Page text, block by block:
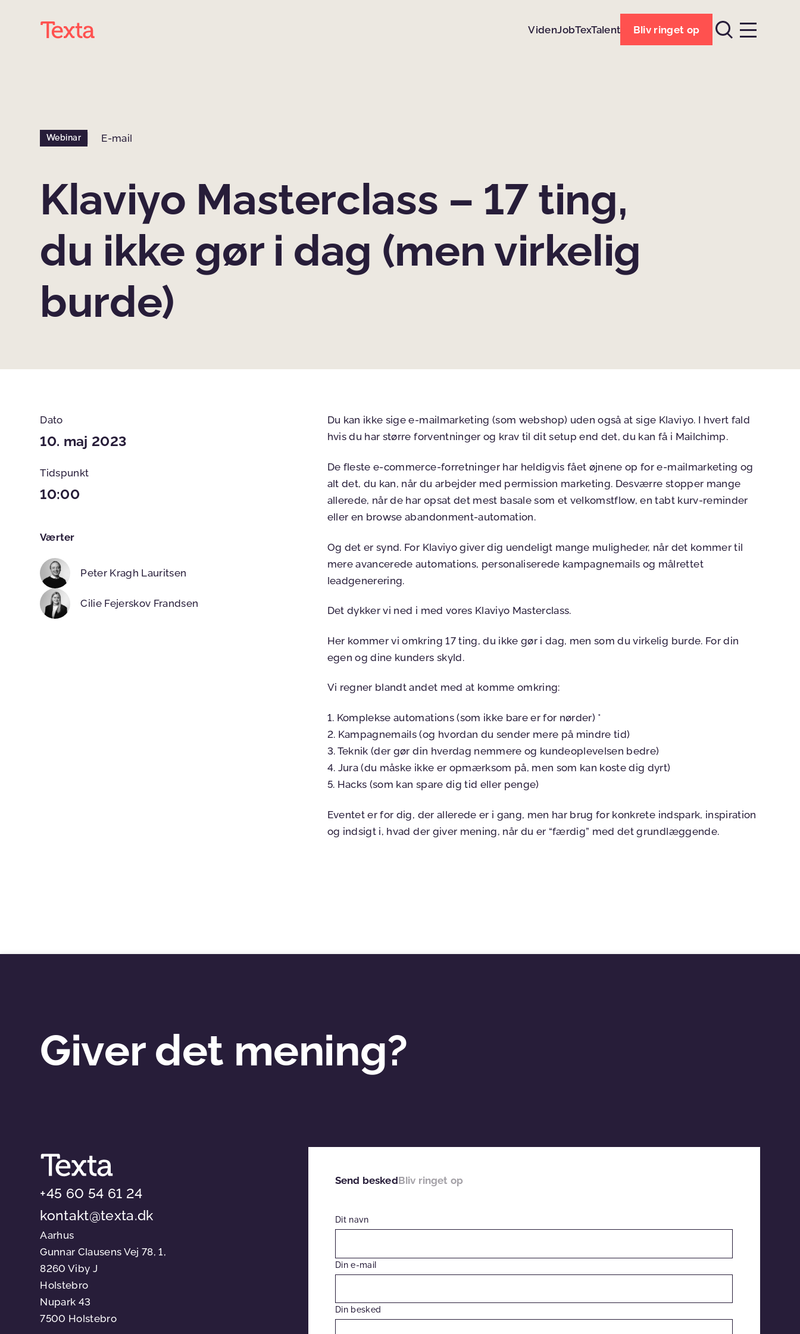
VidenJobTexTalent Bliv ringet op
Webinar E-mail
Klaviyo Masterclass – 17 ting,
du ikke gør i dag (men virkelig
burde)
Dato
10. maj 2023
Tidspunkt
10:00
Værter
Peter Kragh Lauritsen
Cilie Fejerskov Frandsen
Du kan ikke sige e-mailmarketing (som webshop) uden også at sige Klaviyo. I hvert fald
hvis du har større forventninger og krav til dit setup end det, du kan få i Mailchimp.
De fleste e-commerce-forretninger har heldigvis fået øjnene op for e-mailmarketing og
alt det, du kan, når du arbejder med permission marketing. Desværre stopper mange
allerede, når de har opsat det mest basale som et velkomstflow, en tabt kurv-reminder
eller en browse abandonment-automation.
Og det er synd. For Klaviyo giver dig uendeligt mange muligheder, når det kommer til
mere avancerede automations, personaliserede kampagnemails og målrettet
leadgenerering.
Det dykker vi ned i med vores Klaviyo Masterclass.
Her kommer vi omkring 17 ting, du ikke gør i dag, men som du virkelig burde. For din
egen og dine kunders skyld.
Vi regner blandt andet med at komme omkring:
1. Komplekse automations (som ikke bare er for nørder) *
2. Kampagnemails (og hvordan du sender mere på mindre tid)
3. Teknik (der gør din hverdag nemmere og kundeoplevelsen bedre)
4. Jura (du måske ikke er opmærksom på, men som kan koste dig dyrt)
5. Hacks (som kan spare dig tid eller penge)
Eventet er for dig, der allerede er i gang, men har brug for konkrete indspark, inspiration
og indsigt i, hvad der giver mening, når du er “færdig” med det grundlæggende.
Giver det mening?
Send beskedBliv ringet op
Dit navn
Din e-mail
Din besked
+45 60 54 61 24
kontakt@texta.dk
Aarhus
Gunnar Clausens Vej 78, 1,
8260 Viby J
Holstebro
Nupark 43
7500 Holstebro